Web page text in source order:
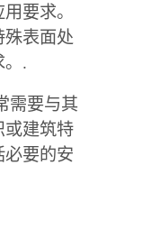
要求。
殊表面处
。.
需要与其
或建筑特
要的安